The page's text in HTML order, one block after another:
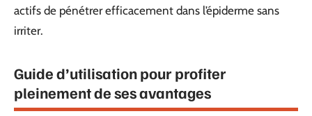
actifs de pénétrer efficacement dans l’épiderme sans
irriter.
Guide d’utilisation pour profiter
pleinement de ses avantages